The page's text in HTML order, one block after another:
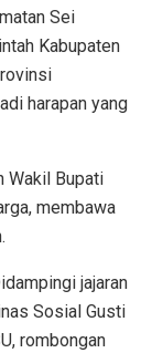
Sei
Kabupaten
harapan yang
Wakil Bupati
membawa
jajaran
Sosial Gusti
rombongan